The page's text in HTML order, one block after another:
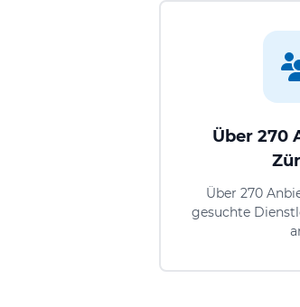
Über 270
Über 270
gesuchte